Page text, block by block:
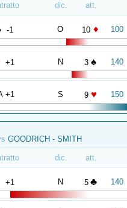
dic. att.
-1 O 10 ♦ 100
+1 N 3 ♠ 140
+1 S 9 ♥ 150
GOODRICH - SMITH
dic. att.
+1 N 5 ♣ 140